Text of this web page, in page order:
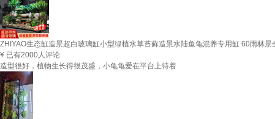
ZHIYAO生态缸造景超白玻璃缸小型绿植水草苔藓造景水陆鱼龟混养专用缸 60雨林景
¥ 已有2000人评论
造型很好，植物生长得很茂盛，小龟龟爱在平台上待着